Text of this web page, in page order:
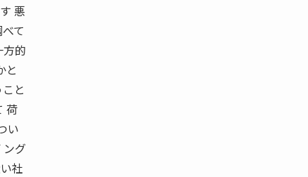
悪
て
的
と
と
荷
い
ング
社